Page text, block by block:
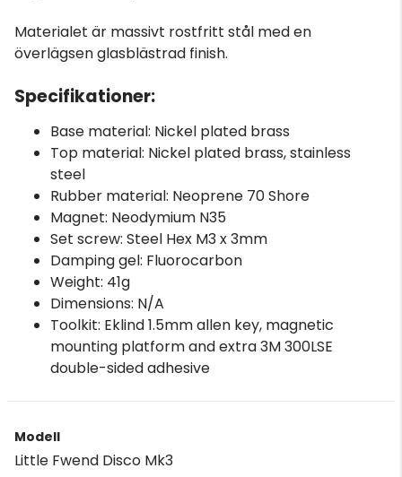
Materialet är massivt rostfritt stål med en
överlägsen glasblästrad finish.
Specifikationer:
Base material: Nickel plated brass
Top material: Nickel plated brass, stainless
steel
Rubber material: Neoprene 70 Shore
Magnet: Neodymium N35
Set screw: Steel Hex M3 x 3mm
Damping gel: Fluorocarbon
Weight: 41g
Dimensions: N/A
Toolkit: Eklind 1.5mm allen key, magnetic
mounting platform and extra 3M 300LSE
double-sided adhesive
Modell
Little Fwend Disco Mk3